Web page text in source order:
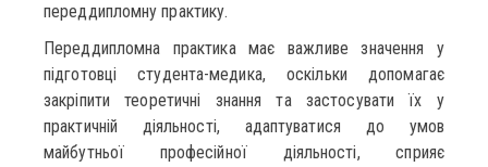
переддипломну практику.
Переддипломна практика має важливе значення у
підготовці студента-медика, оскільки допомагає
закріпити теоретичні знання та застосувати їх у
практичній діяльності, адаптуватися до умов
майбутньої професійної діяльності, сприяє